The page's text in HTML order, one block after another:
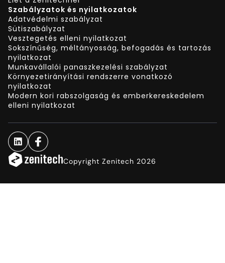
Szabályzatok és nyilatkozatok
Adatvédelmi szabályzat
Sütiszabályzat
Vesztegetés elleni nyilatkozat
Sokszínűség, méltányosság, befogadás és tartozás
nyilatkozat
Munkavállalói panaszkezelési szabályzat
Környezetirányítási rendszerre vonatkozó
nyilatkozat
Modern kori rabszolgaság és emberkereskedelem
elleni nyilatkozat
Copyright Zenitech 2026